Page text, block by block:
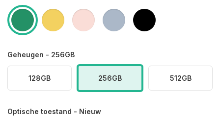
Geheugen - 256GB
128GB 256GB 512GB
Optische toestand - Nieuw